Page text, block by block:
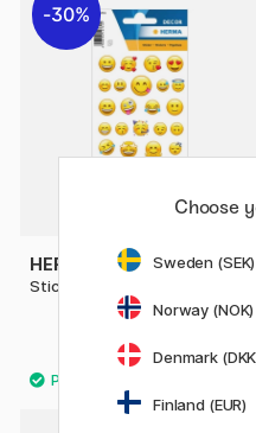
30%
HERMA
Stickers Emojis 3 ark
21 KR
30 KR
Choose
Sweden (SEK)
Norway (NOK)
Denmark
Finland (EUR)